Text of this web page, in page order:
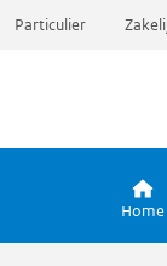
Ga
Particulier
Home